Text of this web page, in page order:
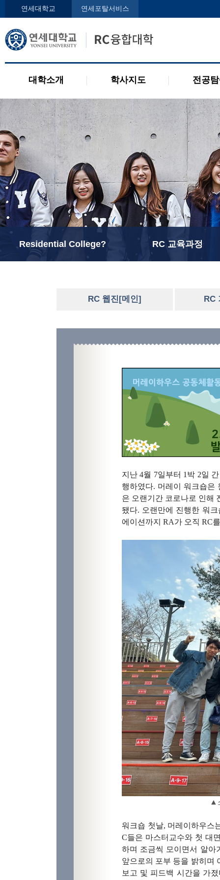
연세대학교 연세포탈서비스
대학소개 학사지도 전공
인사말
오시는 길
학사지도사
Residential College? RC 교육과정
RC 웹진[메인] RC
지난 4월 7일부터 1박 2일
행하였다. 머레이 워크숍은
은 오랜기간 코로나로 인해
됐다. 오랜만에 진행한 워
에이션까지 RA가 오직 RC
▲
워크숍 첫날, 머레이하우스
C들은 마스터교수와 첫 대
하며 조금씩 모이면서 알아
앞으로의 포부 등을 밝히며
보고 및 피드백 시간을 가